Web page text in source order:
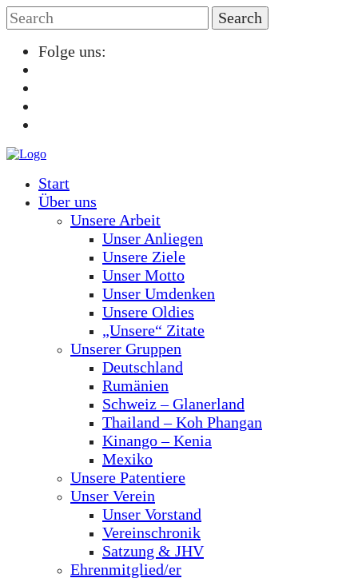
Folge uns:
Start
Über uns
Unsere Arbeit
Unser Anliegen
Unsere Ziele
Unser Motto
Unser Umdenken
Unsere Oldies
„Unsere“ Zitate
Unserer Gruppen
Deutschland
Rumänien
Schweiz – Glanerland
Thailand – Koh Phangan
Kinango – Kenia
Mexiko
Unsere Patentiere
Unser Verein
Unser Vorstand
Vereinschronik
Satzung & JHV
Ehrenmitglied/er